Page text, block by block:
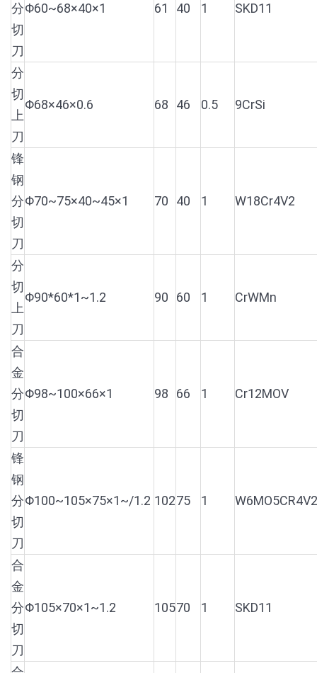
分
切
刀
Φ60~68×40×1 61 40 1 SKD11
分
切
上
刀
Φ68×46×0.6 68 46 0.5 9CrSi
锋
钢
分
切
刀
Φ70~75×40~45×1 70 40 1 W18Cr4V2
分
切
上
刀
Φ90*60*1~1.2 90 60 1 CrWMn
合
金
分
切
刀
Φ98~100×66×1 98 66 1 Cr12MOV
锋
钢
分
切
刀
Φ100~105×75×1~/1.2 10275 1 W6MO5CR4V2
合
金
分
切
刀
Φ105×70×1~1.2 10570 1 SKD11